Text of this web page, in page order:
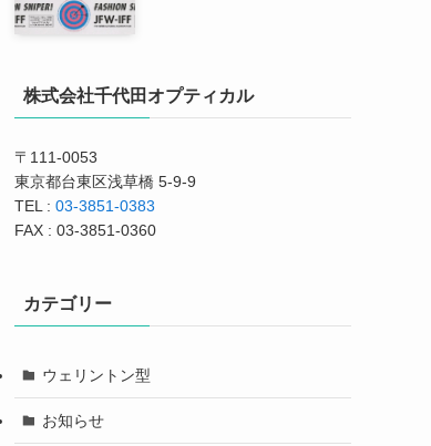
株式会社千代田オプティカル
〒111-0053
東京都台東区浅草橋 5-9-9
TEL : 03-3851-0383
FAX : 03-3851-0360
カテゴリー
ウェリントン型
お知らせ